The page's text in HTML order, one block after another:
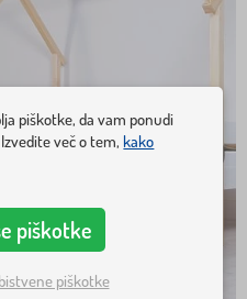
piškotke, da vam ponudi
več o tem,kako
piškotke
piškotke